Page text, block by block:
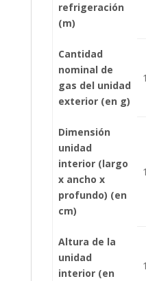
refrigeración
(m)
Cantidad
nominal de
gas del unidad
exterior (en g)
Dimensión
unidad
interior (largo
x ancho x
profundo) (en
cm)
Altura de la
unidad
interior (en